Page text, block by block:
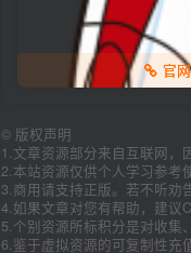
官
© 版权声明
1.文章资源部分来自互联网，
2.本站资源仅供个人学习参考
3.商用请支持正版。若不听劝
4.如果文章对您有帮助，建议
5.个别资源所标积分是对收集
6.鉴于虚拟资源的可复制性充